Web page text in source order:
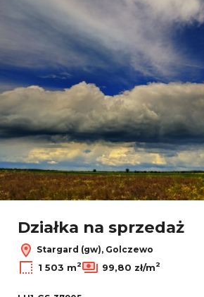
Działka na sprzedaż
Stargard (gw), Golczewo
1 503 m2 99,80 zł/m2